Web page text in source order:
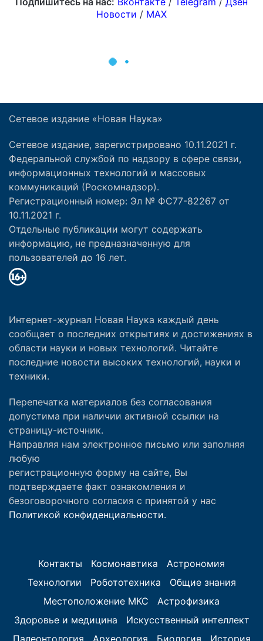
Сетевое издание «Новая Наука»
Сетевое издание, зарегистрировано 10.11.2021 г.
Федеральной службой по надзору в сфере связи,
информационных технологий и массовых
коммуникаций (Роскомнадзор).
Регистрационный номер: Эл № ФС77-82267 от
10.11.2021 г.
Отдельные публикации могут содержать
информацию, не предназначенную для
пользователей до 16 лет.
Интернет-журнал Новая Наука каждый день
сообщает о последних открытиях и достижениях в
области науки и новых технологий. Читайте
последние новости высоких технологий, науки и
техники.
Перепечатка материалов без согласования
допустима при наличии активной ссылки на
страницу-источник.
Направляя нам электронное письмо или заполняя
любую
регистрационную форму на сайте, Вы
подтверждаете факт ознакомления и
безоговорочного согласия с принятой у нас
Политикой конфиденциальности.
Контакты Космонавтика
Астрономия
Технологии
Робототехника
Общие знания
Местоположение МКС
Астрофизика
Здоровье и медицина
Искусственный интеллект
Палеонтология
Археология Биология История